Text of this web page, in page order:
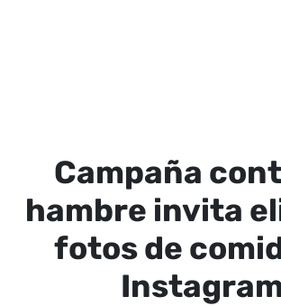
Campaña
hambre invita
fotos de